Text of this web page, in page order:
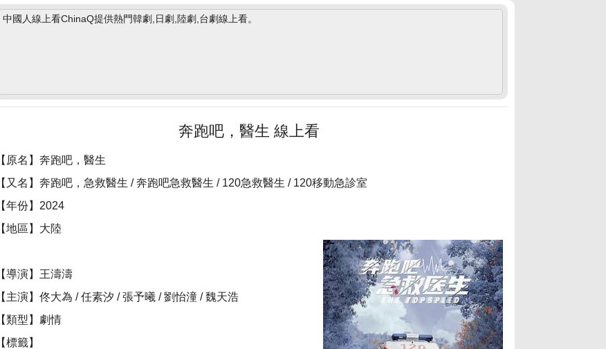
中國人線上看ChinaQ提供熱門韓劇,日劇,陸劇,台劇線上看。
奔跑吧，醫生 線上看
【原名】奔跑吧，醫生
【又名】奔跑吧，急救醫生 / 奔跑吧急救醫生 / 120急救醫生 / 120移動急診室
【年份】2024
【地區】大陸
【導演】王濤濤
【主演】佟大為 / 任素汐 / 張予曦 / 劉怡潼 / 魏天浩
【類型】劇情
【標籤】